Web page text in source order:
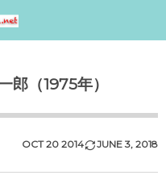
郎（1975年）
OCT 20 2014 JUNE 3, 2018